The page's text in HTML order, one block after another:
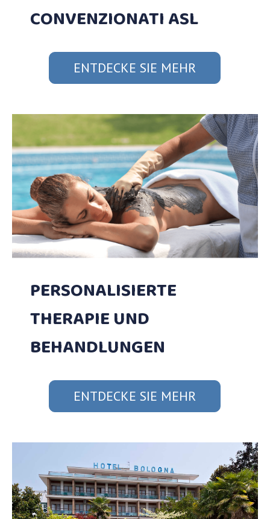
CONVENZIONATI ASL
ENTDECKE SIE MEHR
PERSONALISIERTE
THERAPIE UND
BEHANDLUNGEN
ENTDECKE SIE MEHR